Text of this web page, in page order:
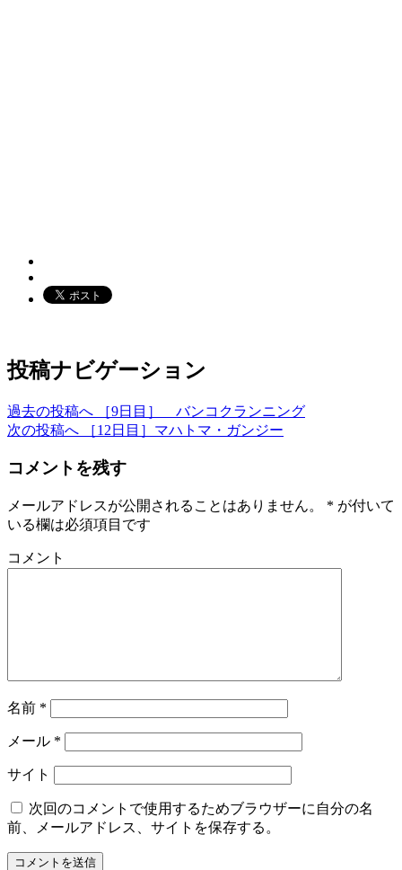
投稿ナビゲーション
過去の投稿へ
［9日目］ バンコクランニング
次の投稿へ
［12日目］マハトマ・ガンジー
コメントを残す
メールアドレスが公開されることはありません。 * が付いて
いる欄は必須項目です
コメント
名前 *
メール *
サイト
次回のコメントで使用するためブラウザーに自分の名
前、メールアドレス、サイトを保存する。